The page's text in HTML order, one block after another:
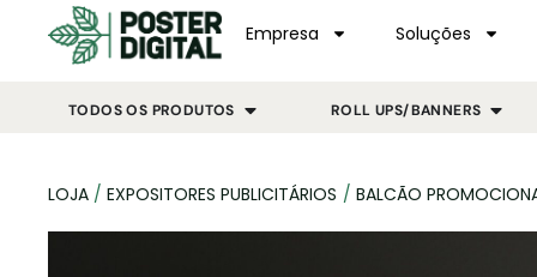
Empresa Soluções
TODOS OS PRODUTOS ROLL UPS/BANNERS
LOJA / EXPOSITORES PUBLICITÁRIOS / BALCÃO